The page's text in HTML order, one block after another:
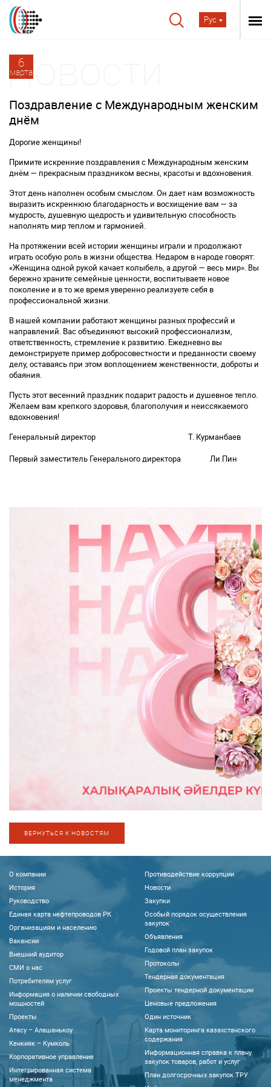
Рус
6
марта
Поздравление с Международным женским
днём
Дорогие женщины!
Примите искренние поздравления с Международным женским
днём — прекрасным праздником весны, красоты и вдохновения.
Этот день наполнен особым смыслом. Он дает нам возможность
выразить искреннюю благодарность и восхищение вам — за
мудрость, душевную щедрость и удивительную способность
наполнять мир теплом и гармонией.
На протяжении всей истории женщины играли и продолжают
играть особую роль в жизни общества. Недаром в народе говорят:
«Женщина одной рукой качает колыбель, а другой — весь мир». Вы
бережно храните семейные ценности, воспитываете новое
поколение и в то же время уверенно реализуете себя в
профессиональной жизни.
В нашей компании работают женщины разных профессий и
направлений. Вас объединяют высокий профессионализм,
ответственность, стремление к развитию. Ежедневно вы
демонстрируете пример добросовестности и преданности своему
делу, оставаясь при этом воплощением женственности, доброты и
обаяния.
Пусть этот весенний праздник подарит радость и душевное тепло.
Желаем вам крепкого здоровья, благополучия и неиссякаемого
вдохновения!
Генеральный директор Т. Курманбаев
Первый заместитель Генерального директора
Ли Пин
ВЕРНУТЬСЯ К НОВОСТЯМ
О компании
История
Руководство
Единая карта нефтепроводов РК
Организациям и населению
Вакансии
Внешний аудитор
CМИ о нас
Потребителям услуг
Информация о наличии свободных
мощностей
Проекты
Атасу – Алашанькоу
Кенкияк – Кумколь
Корпоративное управление
Интегрированная система
менеджмента
Противодействие коррупции
Новости
Закупки
Особый порядок осуществления
закупок
Объявления
Годовой план закупок
Протоколы
Тендерная документация
Проекты тендерной документации
Ценовые предложения
Один источник
Карта мониторинга казахстанского
содержания
Информационная справка к плану
закупок товаров, работ и услуг
План долгосрочных закупок ТРУ